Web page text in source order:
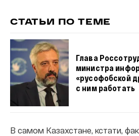
СТАТЬИ ПО ТЕМЕ
Глава
министра
«русофобской
с ним работать
В самом Казахстане, кстати,